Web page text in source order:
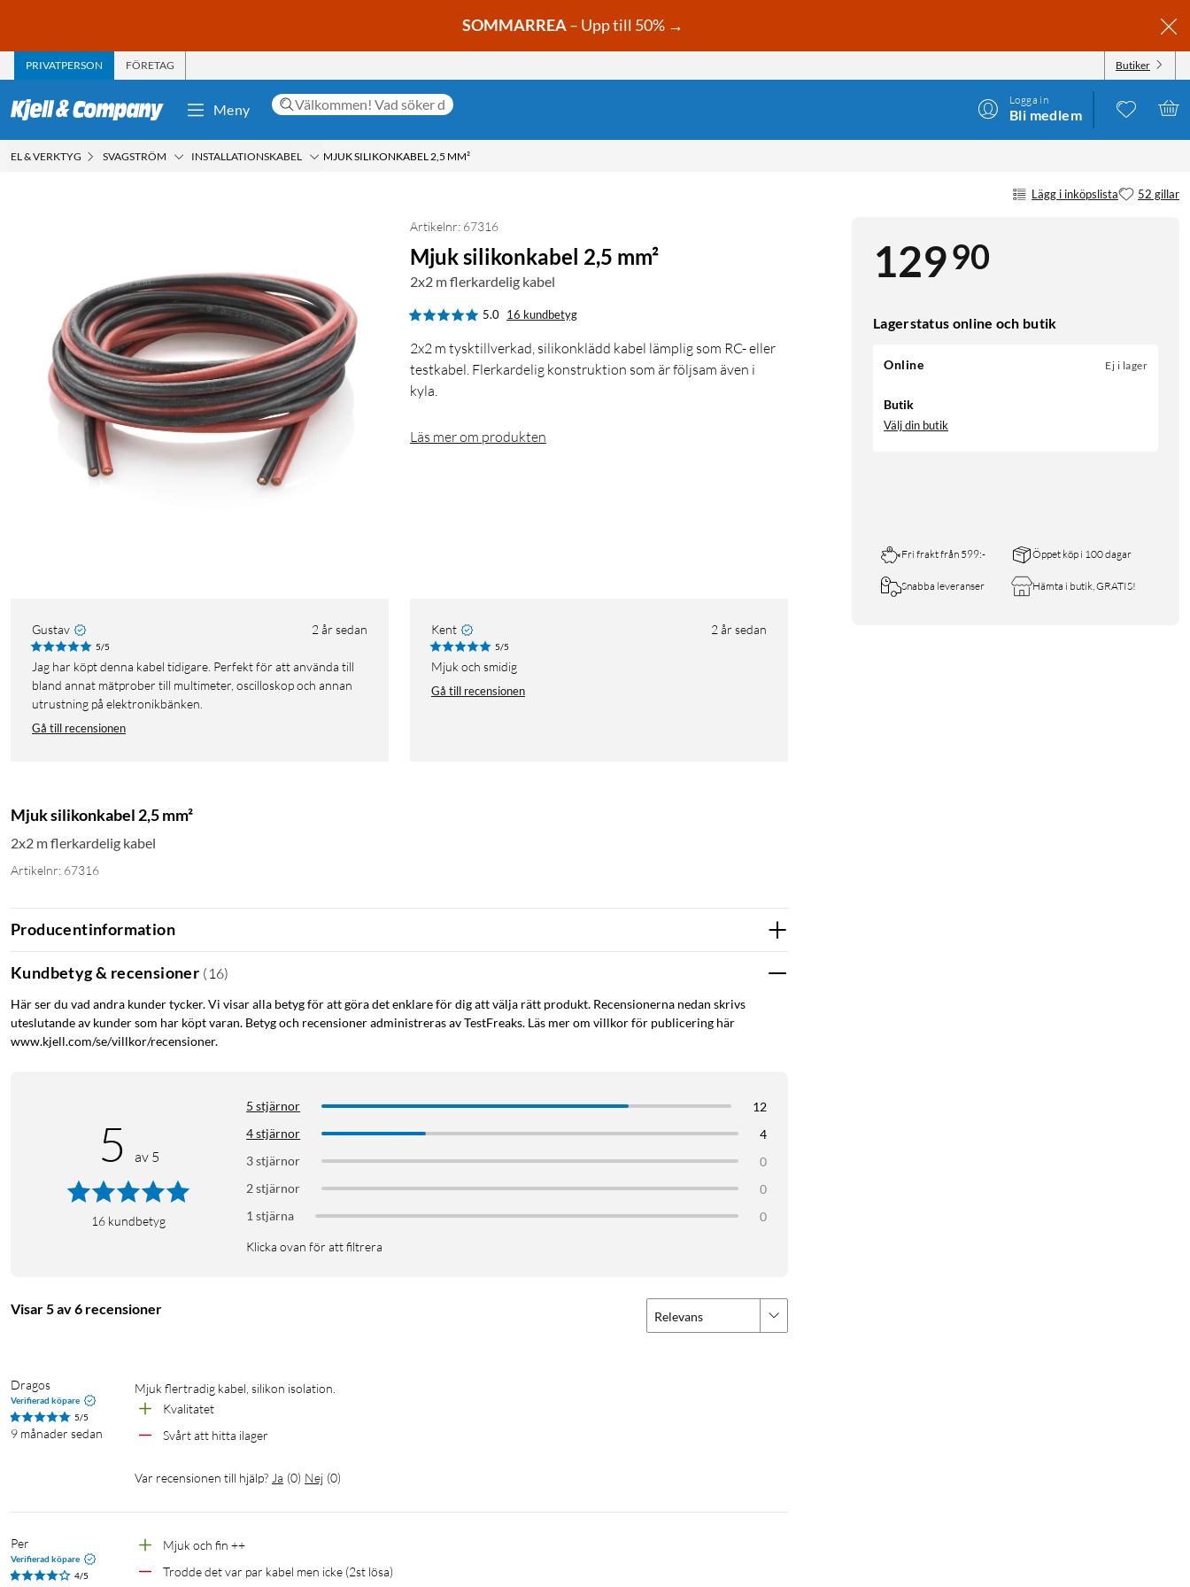
SOMMARREA– Upp till 50% →
PRIVATPERSON FÖRETAG Butiker
Meny
Logga in
Bli medlem
EL & VERKTYG SVAGSTRÖM INSTALLATIONSKABEL MJUK SILIKONKABEL 2,5 MM²
Lägg i inköpslista 52 gillar
12990
Lagerstatus online och butik
Online Ej i lager
Butik
Välj din butik
Fri frakt från 599:- Öppet köp i 100 dagar
Snabba leveranser Hämta i butik, GRATIS!
Artikelnr: 67316
Mjuk silikonkabel 2,5 mm²
2x2 m flerkardelig kabel
5.0 16 kundbetyg
2x2 m tysktillverkad, silikonklädd kabel lämplig som RC- eller
testkabel. Flerkardelig konstruktion som är följsam även i
kyla.
Läs mer om produkten
Gustav 2 år sedan
5/5
Jag har köpt denna kabel tidigare. Perfekt för att använda till
bland annat mätprober till multimeter, oscilloskop och annan
utrustning på elektronikbänken.
Gå till recensionen
Kent 2 år sedan
5/5
Mjuk och smidig
Gå till recensionen
Mjuk silikonkabel 2,5 mm²
2x2 m flerkardelig kabel
Artikelnr: 67316
Producentinformation
Kundbetyg & recensioner ( 16)
Här ser du vad andra kunder tycker. Vi visar alla betyg för att göra det enklare för dig att välja rätt produkt. Recensionerna nedan skrivs
uteslutande av kunder som har köpt varan. Betyg och recensioner administreras av TestFreaks. Läs mer om villkor för publicering här
www.kjell.com/se/villkor/recensioner.
5 av 5
16 kundbetyg
5 stjärnor
12
4 stjärnor
4
3 stjärnor
0
2 stjärnor
0
1 stjärna
0
Klicka ovan för att filtrera
Visar 5 av 6 recensioner Relevans
Dragos
Verifierad köpare
5/5
9 månader sedan
Mjuk flertradig kabel, silikon isolation.
Kvalitatet
Svårt att hitta ilager
Var recensionen till hjälp? Ja (0) Nej (0)
Per
Verifierad köpare
4/5
Mjuk och fin ++
Trodde det var par kabel men icke (2st lösa)